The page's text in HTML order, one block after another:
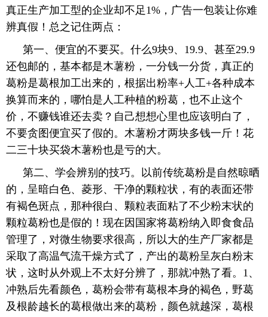
真正生产加工型的企业却不足1%，广告一包装让你难
辨真假！总之记住两点：
第一、便宜的不要买。什么9块9、19.9、甚至29.9
还包邮的，基本都是木薯粉，一分钱一分货，真正的
葛粉是葛根加工出来的，根据出粉率+人工+各种成本
换算而来的，哪怕是人工种植的粉葛，也不止这个
价，不赚钱谁还去卖？自己想想心里也应该明白了，
不要贪图便宜买了假的。木薯粉才两块多钱一斤！花
二三十块买袋木薯粉也是亏的大。
第二、学会辨别的技巧。以前传统葛粉是自然晾晒
的，呈暗白色、菱形、干净的颗粒状，有的表面还带
有褐色斑点，那种很白、颗粒表面粘了不少粉末状的
颗粒葛粉也是假的！现在因国家将葛粉纳入即食食品
管理了，对微生物要求很高，所以大的生产厂家都是
采取了高温气流干燥方式了，产出的葛粉呈灰白粉末
状，这时从外观上不太好分辨了，那就冲熟了看。1、
冲熟后先看颜色，葛粉会带有葛根本身的褐色，野葛
及根龄越长的葛根做出来的葛粉，颜色就越深，葛根